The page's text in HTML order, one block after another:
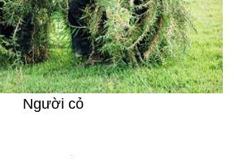
Người cỏ